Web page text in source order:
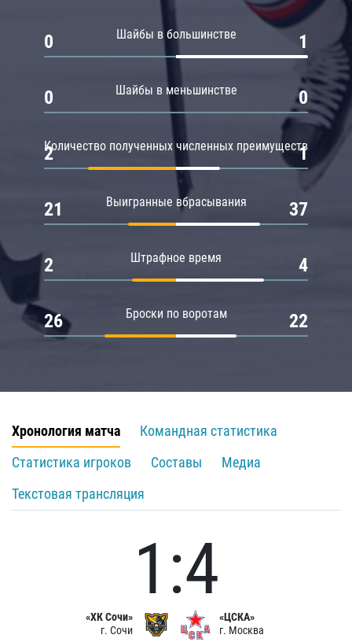
Шайбы в большинстве
0 1
Шайбы в меньшинстве
0 0
Количество полученных численных преимуществ
2 1
Выигранные вбрасывания
21 37
Штрафное время
2 4
Броски по воротам
26 22
Хронология матча
Командная статистика
Статистика игроков
Составы
Медиа
Текстовая трансляция
«ХК Сочи»
г. Сочи
1:4
«ЦСКА»
г. Москва